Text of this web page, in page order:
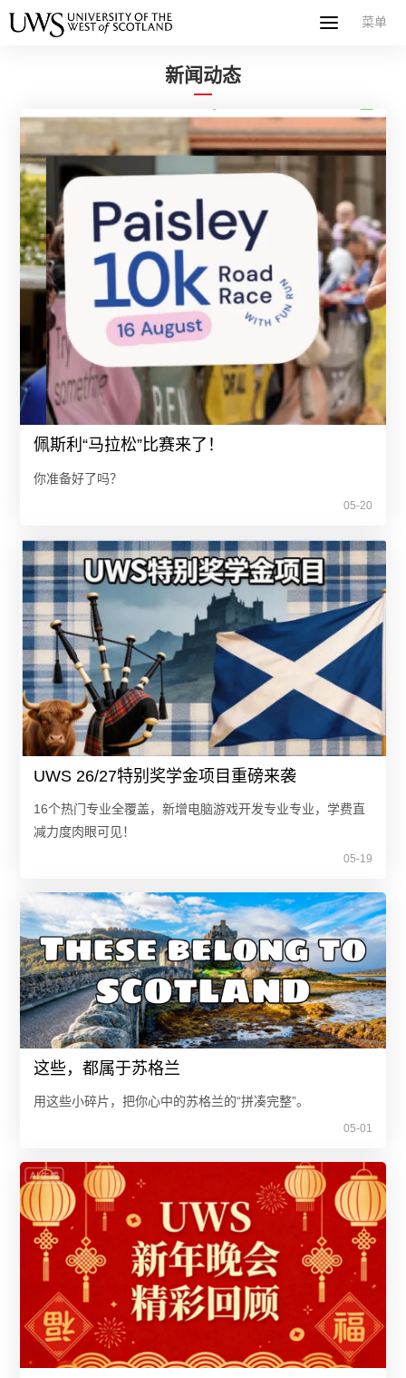
菜单
菜单
新闻动态
佩斯利“马拉松”比赛来了！
你准备好了吗？
05-20
UWS 26/27特别奖学金项目重磅来袭
16个热门专业全覆盖，新增电脑游戏开发专业专业，学费直
减力度肉眼可见！
05-19
这些，都属于苏格兰
用这些小碎片，把你心中的苏格兰的“拼凑完整”。
05-01